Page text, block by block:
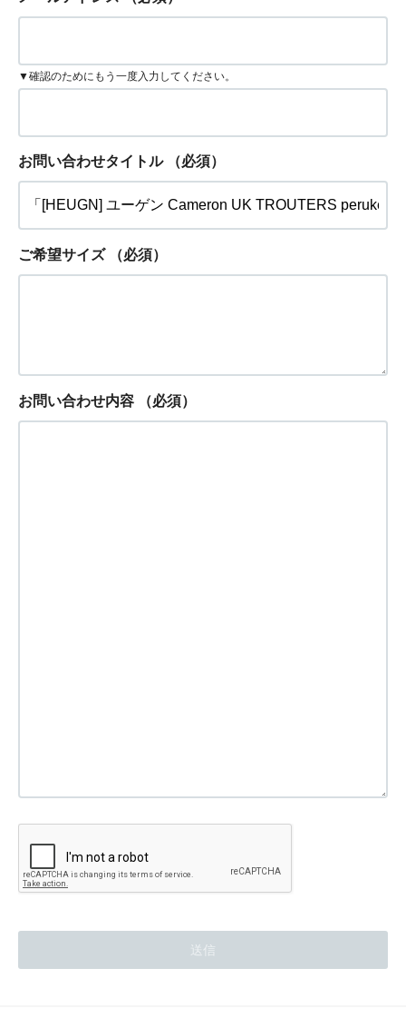
▼確認のためにもう一度入力してください。
お問い合わせタイトル （必須）
ご希望サイズ （必須）
お問い合わせ内容 （必須）